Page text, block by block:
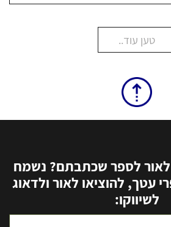
טען עוד..
לספר שכתבתם? נשמח
עטך, להוציאו לאור ולדאוג
לשיווקו: